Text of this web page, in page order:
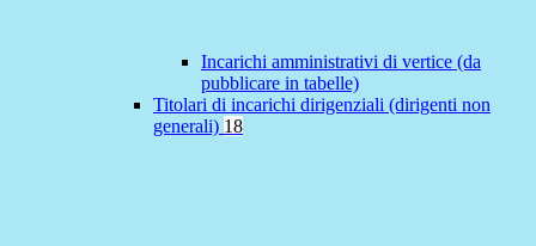
Incarichi amministrativi di vertice (da
pubblicare in tabelle)
Titolari di incarichi dirigenziali (dirigenti non
generali) 18